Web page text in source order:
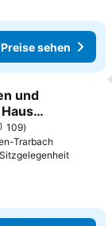
Preise sehen
und
109
Trarbach